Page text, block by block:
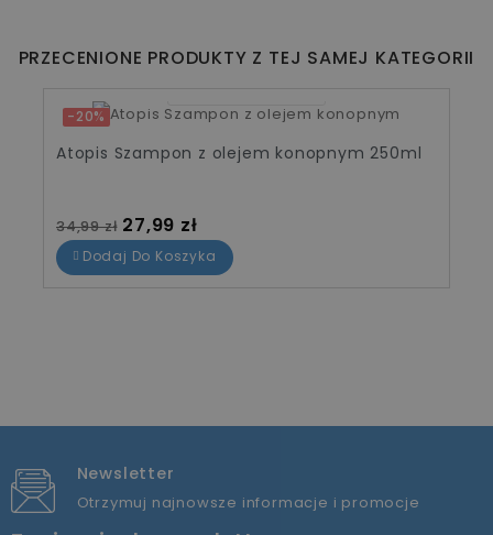
PRZECENIONE PRODUKTY Z TEJ SAMEJ KATEGORII
-20%
Atopis Szampon z olejem konopnym 250ml
Cena standardowa
34,99 zł Cena
27,99 zł
Dodaj Do Koszyka
Newsletter
Otrzymuj najnowsze informacje i promocje